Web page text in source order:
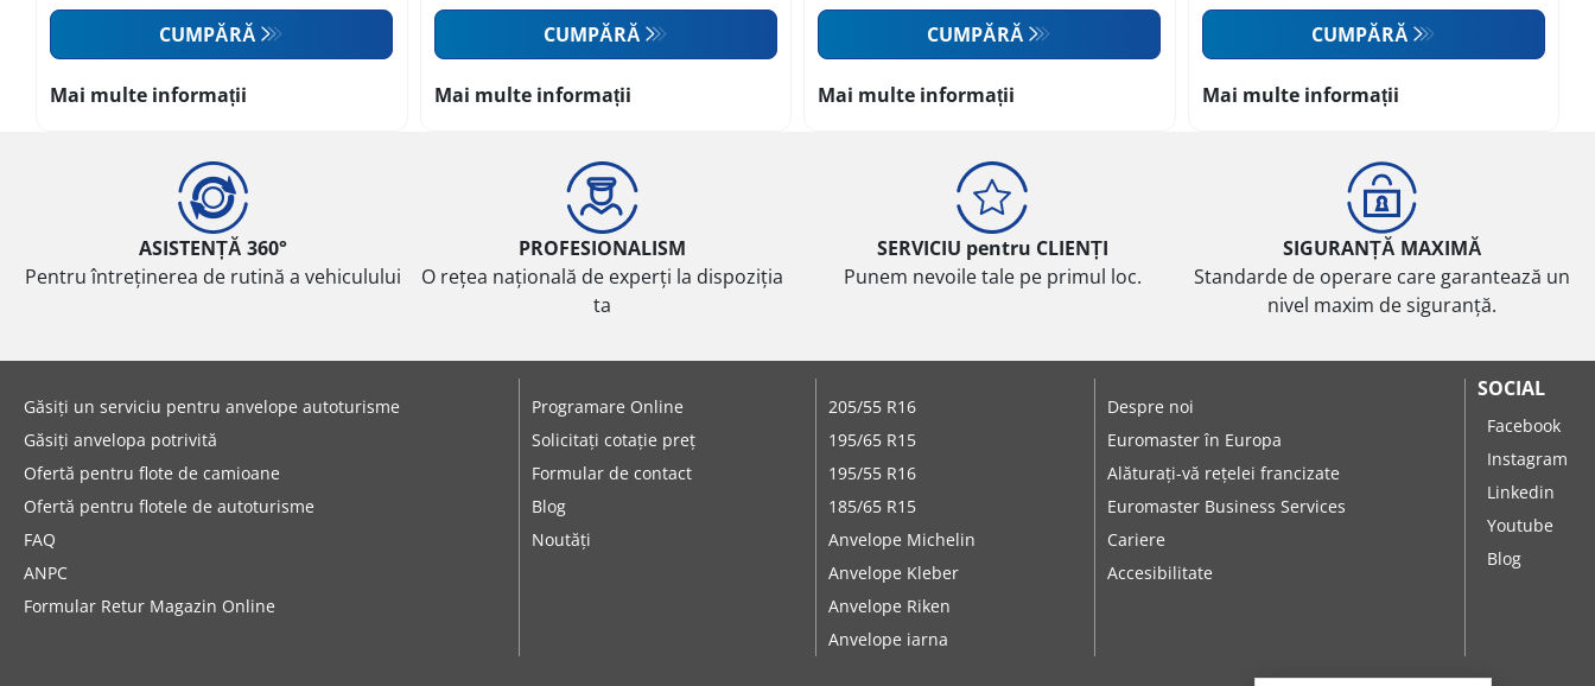
CUMPĂRĂ
Mai multe informații
CUMPĂRĂ
Mai multe informații
CUMPĂRĂ
Mai multe informații
CUMPĂRĂ
Mai multe informații
ASISTENȚĂ 360°
Pentru întreținerea de rutină a vehiculului
PROFESIONALISM
O rețea națională de experți la dispoziția
ta
SERVICIU pentru CLIENȚI
Punem nevoile tale pe primul loc.
SIGURANȚĂ MAXIMĂ
Standarde de operare care garantează un
nivel maxim de siguranță.
Găsiți un serviciu pentru anvelope autoturisme
Găsiți anvelopa potrivită
Ofertă pentru flote de camioane
Ofertă pentru flotele de autoturisme
FAQ
ANPC
Formular Retur Magazin Online
Programare Online
Solicitați cotație preț
Formular de contact
Blog
Noutăți
205/55 R16
195/65 R15
195/55 R16
185/65 R15
Anvelope Michelin
Anvelope Kleber
Anvelope Riken
Anvelope iarna
Despre noi
Euromaster în Europa
Alăturați-vă rețelei francizate
Euromaster Business Services
Cariere
Accesibilitate
SOCIAL
Facebook
Instagram
Linkedin
Youtube
Blog